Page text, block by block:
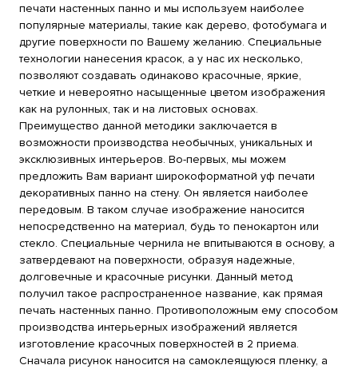
печати настенных панно и мы используем наиболее
популярные материалы, такие как дерево, фотобумага и
другие поверхности по Вашему желанию. Специальные
технологии нанесения красок, а у нас их несколько,
позволяют создавать одинаково красочные, яркие,
четкие и невероятно насыщенные цветом изображения
как на рулонных, так и на листовых основах.
Преимущество данной методики заключается в
возможности производства необычных, уникальных и
эксклюзивных интерьеров. Во-первых, мы можем
предложить Вам вариант широкоформатной уф печати
декоративных панно на стену. Он является наиболее
передовым. В таком случае изображение наносится
непосредственно на материал, будь то пенокартон или
стекло. Специальные чернила не впитываются в основу, а
затвердевают на поверхности, образуя надежные,
долговечные и красочные рисунки. Данный метод
получил такое распространенное название, как прямая
печать настенных панно. Противоположным ему способом
производства интерьерных изображений является
изготовление красочных поверхностей в 2 приема.
Сначала рисунок наносится на самоклеящуюся пленку, а